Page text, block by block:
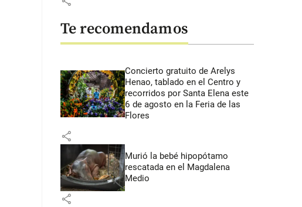
Te recomendamos
Concierto gratuito de Arelys
Henao, tablado en el Centro y
recorridos por Santa Elena este
6 de agosto en la Feria de las
Flores
share
Murió la bebé hipopótamo
rescatada en el Magdalena
Medio
share